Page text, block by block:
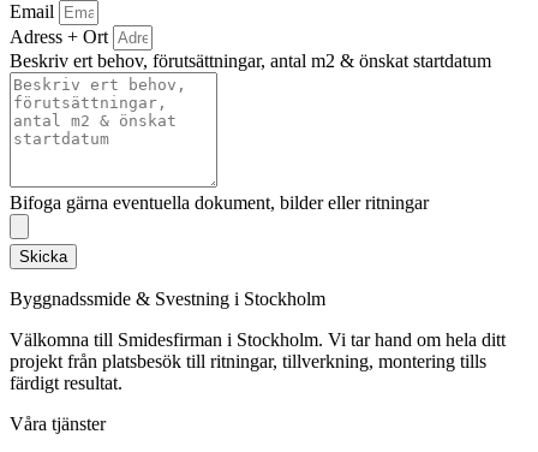
Email
Adress + Ort
Beskriv ert behov, förutsättningar, antal m2 & önskat startdatum
Bifoga gärna eventuella dokument, bilder eller ritningar
Skicka
Byggnadssmide & Svestning i Stockholm
Välkomna till Smidesfirman i Stockholm. Vi tar hand om hela ditt
projekt från platsbesök till ritningar, tillverkning, montering tills
färdigt resultat.
Våra tjänster